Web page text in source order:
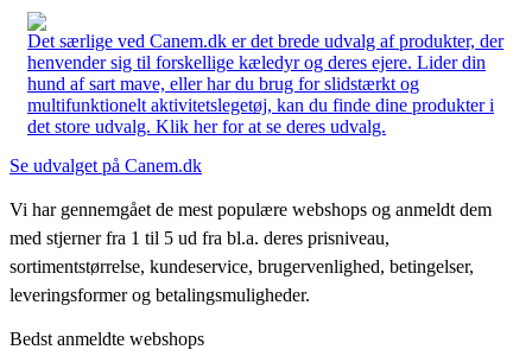
Det særlige ved Canem.dk er det brede udvalg af produkter, der
henvender sig til forskellige kæledyr og deres ejere. Lider din
hund af sart mave, eller har du brug for slidstærkt og
multifunktionelt aktivitetslegetøj, kan du finde dine produkter i
det store udvalg. Klik her for at se deres udvalg.
Se udvalget på Canem.dk
Vi har gennemgået de mest populære webshops og anmeldt dem
med stjerner fra 1 til 5 ud fra bl.a. deres prisniveau,
sortimentstørrelse, kundeservice, brugervenlighed, betingelser,
leveringsformer og betalingsmuligheder.
Bedst anmeldte webshops